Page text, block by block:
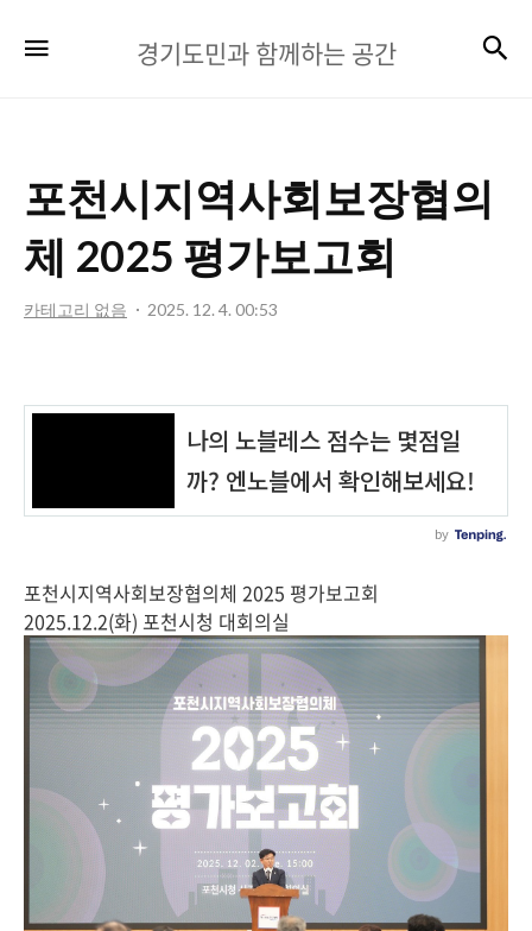
기
과
함
께
하
공
간
경기도민과 함께하는 공간
포천시지역사회보장협의
체 2025 평가보고회
카테고리 없음 2025. 12. 4. 00:53
포천시지역사회보장협의체 2025 평가보고회
2025.12.2(화) 포천시청 대회의실